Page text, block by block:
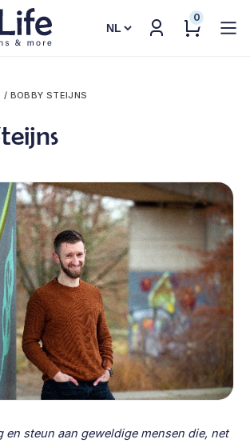
Kies
0
/ BOBBY STEIJNS
en steun aan geweldige mensen die, net